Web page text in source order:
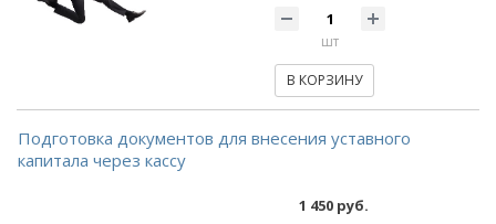
шт
В КОРЗИНУ
Подготовка документов для внесения уставного
капитала через кассу
1 450 руб.